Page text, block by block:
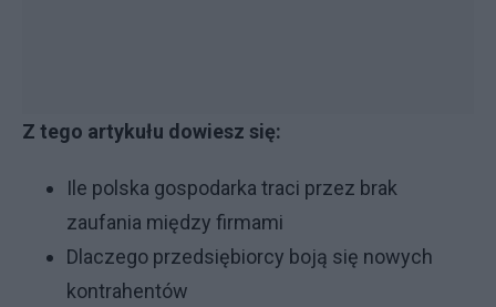
Z tego artykułu dowiesz się:
Ile polska gospodarka traci przez brak
zaufania między firmami
Dlaczego przedsiębiorcy boją się nowych
kontrahentów